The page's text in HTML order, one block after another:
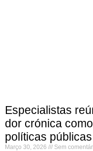
Especialistas
dor crónica
políticas públicas
Março 30, 2026 Sem